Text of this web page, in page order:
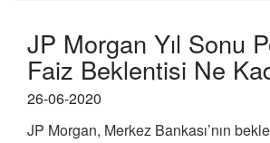
JP Morgan Yıl Sonu
Faiz Beklentisi Ne
26-06-2020
JP Morgan, Merkez Bankası’nın